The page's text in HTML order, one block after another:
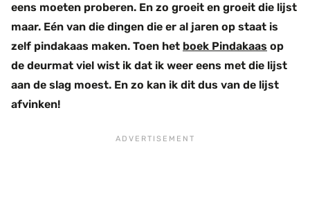
eens moeten proberen. En zo groeit en groeit die lijst
maar. Eén van die dingen die er al jaren op staat is
zelf pindakaas maken. Toen het boek Pindakaas op
de deurmat viel wist ik dat ik weer eens met die lijst
aan de slag moest. En zo kan ik dit dus van de lijst
afvinken!